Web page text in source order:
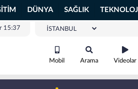
DÜNYA SAĞLIK TEKNOLOJİ
15:37
Mobil Arama Videolar